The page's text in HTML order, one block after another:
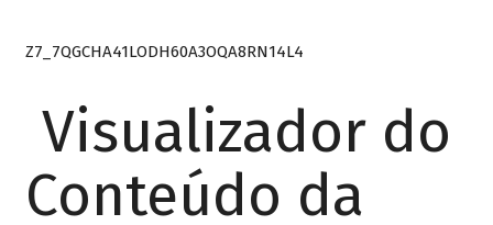
Z7_7QGCHA41LODH60A3OQA8RN14L4
Visualizador do
Conteúdo da